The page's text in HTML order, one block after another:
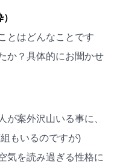
とはどんなことです
か？具体的にお聞かせ
が案外沢山いる事に、
もいるのですが)
気を読み過ぎる性格に